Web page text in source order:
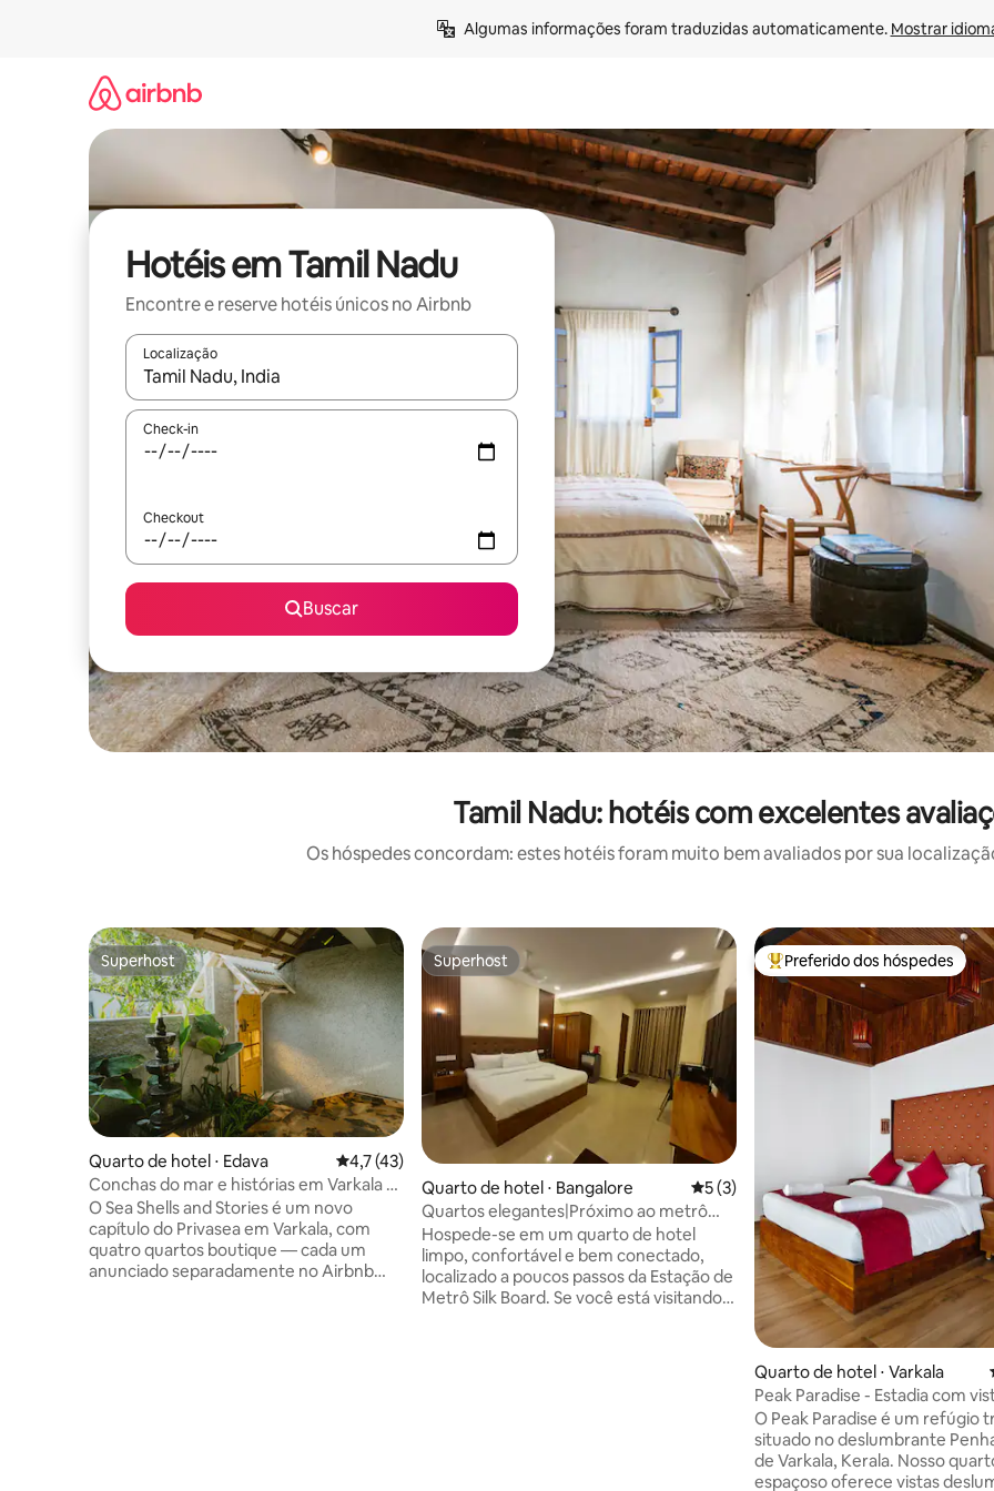
Algumas informações foram traduzidas automaticamente. Mostrar
Hotéis em Tamil Nadu
Encontre e reserve hotéis únicos no Airbnb
Localização
Quando os resultados estiverem disponíveis, explore-os usando as seta para cima e para baixo do teclado ou tocando
Check-in
Checkout
Buscar
Tamil Nadu: hotéis com excelentes
Os hóspedes concordam: estes hotéis foram muito bem avaliados por sua
Superhost
Superhost
Quarto de hotel ⋅ Edava 4,7 de uma avaliação média de 5, 43 avaliações
4,7 (43)
Conchas do mar e histórias em Varkala —
História D
O Sea Shells and Stories é um novo
capítulo do Privasea em Varkala, com
quatro quartos boutique — cada um
anunciado separadamente no Airbnb
Superhost
Superhost
Quarto de hotel ⋅ Bangalore 5 de uma avaliação média de 5, 3
5 (3)
Quartos elegantes|Próximo ao metrô
Silkboard|Wi-Fi+Varanda
Hospede-se em um quarto de hotel
limpo, confortável e bem conectado,
localizado a poucos passos da Estação de
Metrô Silk Board. Se você está visitando
Entre os melhores preferidos
Preferido dos hóspedes
Quarto de hotel ⋅ Varkala
Peak Paradise - Estadia com
mar
O Peak Paradise é um refúgio
situado no deslumbrante
de Varkala, Kerala. Nosso
espaçoso oferece vistas